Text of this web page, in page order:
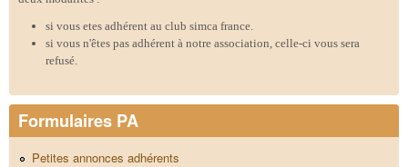
si vous etes adhérent au club simca france.
si vous n'êtes pas adhérent à notre association, celle-ci vous sera
refusé.
Formulaires PA
Petites annonces adhérents